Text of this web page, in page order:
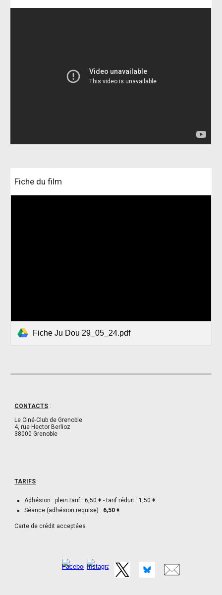
Fiche du film
Fiche Ju Dou 29_05_24.pdf
CONTACTS :
Le Ciné-Club de Grenoble
4, rue Hector Berlioz
38000 Grenoble
TARIFS :
Adhésion : plein tarif : 6,50 € - tarif réduit : 1,50 €
Séance (adhésion requise) : 6,50€
Carte de crédit acceptées